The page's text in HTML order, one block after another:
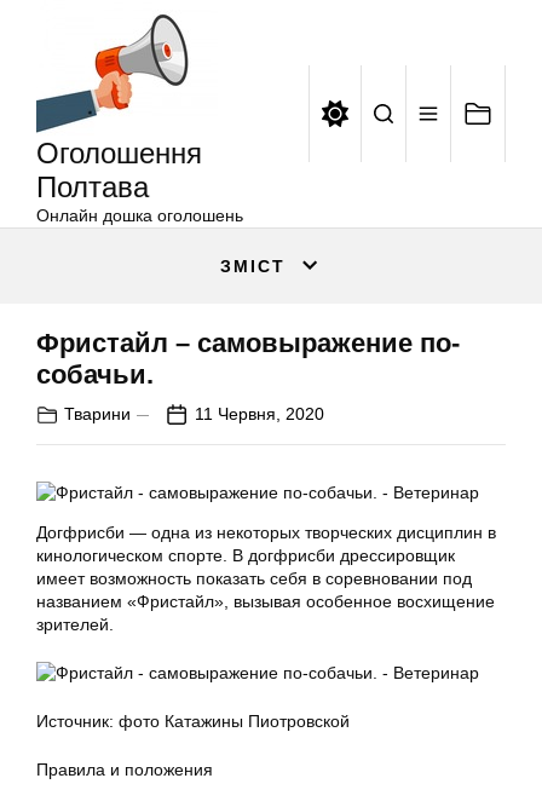
Оголошення
Полтава
Онлайн дошка оголошень
ЗМІСТ
Фристайл – самовыражение по-
собачьи.
Тварини 11 Червня, 2020
Догфрисби — одна из некоторых творческих дисциплин в
кинологическом спорте. В догфрисби дрессировщик
имеет возможность показать себя в соревновании под
названием «Фристайл», вызывая особенное восхищение
зрителей.
Источник: фото Катажины Пиотровской
Правила и положения